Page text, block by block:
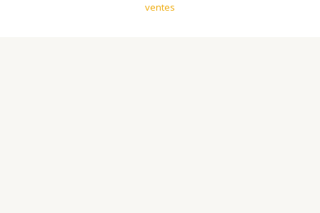
ventes